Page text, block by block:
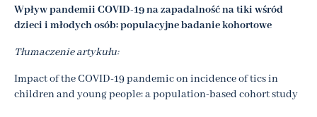
Wpływ pandemii COVID-19 na zapadalność na tiki wśród
dzieci i młodych osób: populacyjne badanie kohortowe
Tłumaczenie artykułu:
Impact of the COVID-19 pandemic on incidence of tics in
children and young people: a population-based cohort study